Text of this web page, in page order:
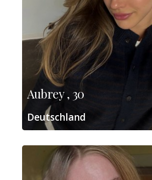
Aubrey , 30
Deutschland